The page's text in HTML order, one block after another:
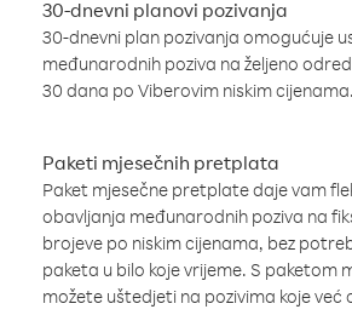
30-dnevni planovi pozivanja
30-dnevni plan pozivanja omogućuje
međunarodnih poziva na željeno
30 dana po Viberovim niskim cijenama.
Paketi mjesečnih pretplata
Paket mjesečne pretplate daje vam
obavljanja međunarodnih poziva na
brojeve po niskim cijenama, bez
paketa u bilo koje vrijeme. S paketom
možete uštedjeti na pozivima koje već